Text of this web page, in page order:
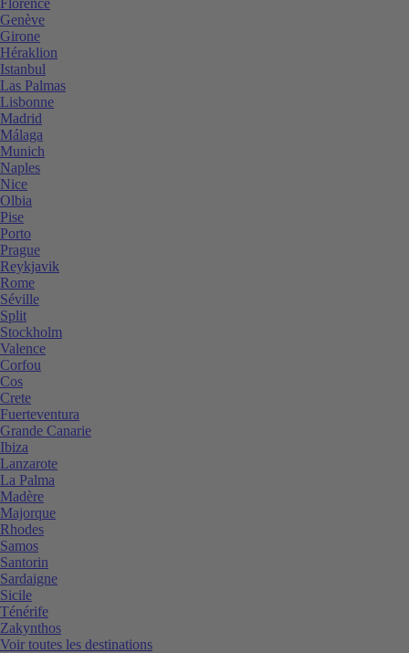
Genève
Girone
Héraklion
Istanbul
Las Palmas
Lisbonne
Madrid
Málaga
Munich
Naples
Nice
Olbia
Pise
Porto
Prague
Reykjavik
Rome
Séville
Split
Stockholm
Valence
Corfou
Cos
Crete
Fuerteventura
Grande Canarie
Ibiza
Lanzarote
La Palma
Madère
Majorque
Rhodes
Samos
Santorin
Sardaigne
Sicile
Ténérife
Zakynthos
Voir toutes les destinations